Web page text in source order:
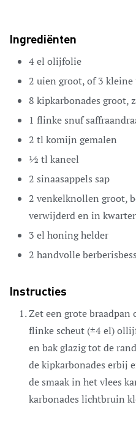
Ingrediënten
4el olijfolie
2 uien groot, of 3 kleine
8 kipkarbonades groot,
1 flinke snuf
2 tl komijn gemalen
½ tl kaneel
2 sinaasappels sap
2 venkelknollen groot,
verwijderd en in
3 el honinghelder
2 handvolle
Instructies
Zet een grote braadpan
flinke scheut (±4 el)
en bak glazig tot de
de kipkarbonades erbij
de smaak in het vlees
karbonades lichtbruin